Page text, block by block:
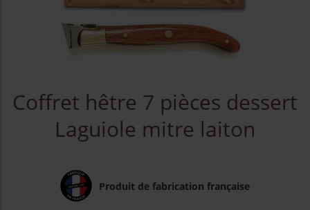
Coffret hêtre 7 pièces dessert
Laguiole mitre laiton
Produit de fabrication française